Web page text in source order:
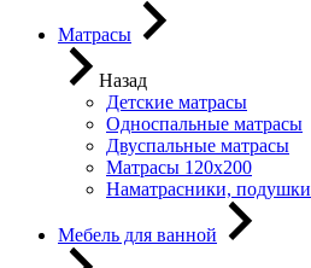
Матрасы
Назад
Детские матрасы
Односпальные матрасы
Двуспальные матрасы
Матрасы 120х200
Наматрасники, подушки
Мебель для ванной